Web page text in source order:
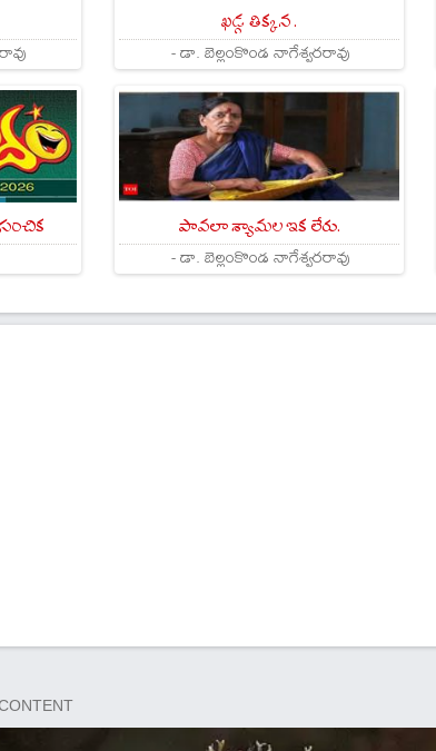
ఖడ్గ తిక్కన .
- డా. బెల్లంకొండ నాగేశ్వరరావు
పావలా శ్యామల ఇక లేరు.
- డా. బెల్లంకొండ నాగేశ్వరరావు